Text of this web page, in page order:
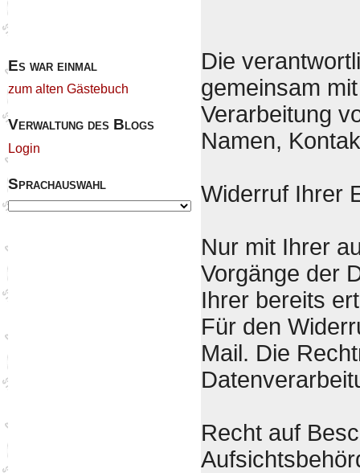
Es war einmal
zum alten Gästebuch
Verwaltung des Blogs
Login
Sprachauswahl
Die
gemeinsam
Verarbeitung
Namen,
Widerruf Ihrer
Nur mit Ihrer
Vorgänge der
Ihrer bereits
Für den
Mail. Die
Recht auf